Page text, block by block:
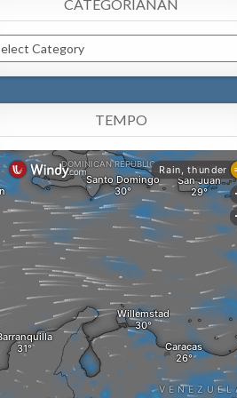
CATEGORIANAN
TEMPO